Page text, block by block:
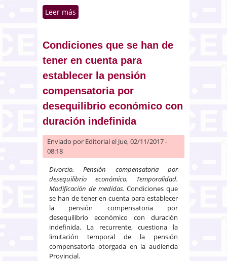
Leer más
error judicial, sino de
funcionamiento de la
administración de justicia
Condiciones que se han de
tener en cuenta para
establecer la pensión
compensatoria por
desequilibrio económico con
duración indefinida
Enviado por Editorialel Jue, 02/11/2017 -
08:18
Divorcio. Pensión compensatoria por
desequilibrio económico. Temporalidad.
Modificación de medidas. Condiciones que
se han de tener en cuenta para establecer
la pensión compensatoria por
desequilibrio económico con duración
indefinida. La recurrente, cuestiona la
limitación temporal de la pensión
compensatoria otorgada en la audiencia
Provincial.